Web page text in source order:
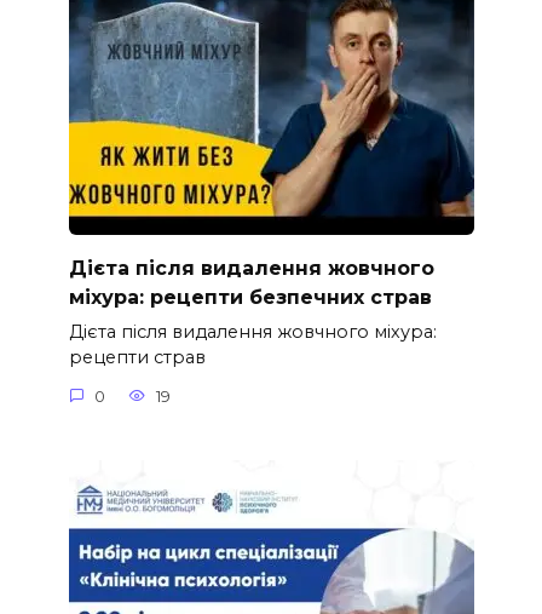
Дієта після видалення жовчного
міхура: рецепти безпечних страв
Дієта після видалення жовчного міхура:
рецепти страв
0 19